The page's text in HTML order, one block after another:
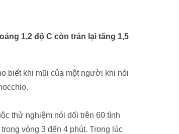
1,2 độ C còn trán lại tăng 1,5
biết khi mũi của một người khi nói
thử nghiệm nói dối trên 60 tình
vòng 3 đến 4 phút. Trong lúc